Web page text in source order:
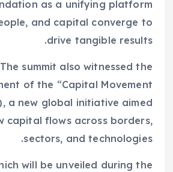
as a unifying platform
and capital converge to
drive tangible results.
The summit also witnessed the
of the “Capital Movement
a new global initiative aimed
capital flows across borders,
sectors, and technologies.
will be unveiled during the